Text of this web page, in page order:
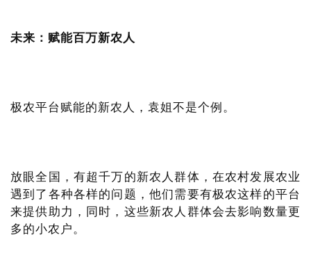
未来：赋能百万新农人
极农平台赋能的新农人，袁姐不是个例。
放眼全国，有超千万的新农人群体，在农村发展农业
遇到了各种各样的问题，他们需要有极农这样的平台
来提供助力，同时，这些新农人群体会去影响数量更
多的小农户。